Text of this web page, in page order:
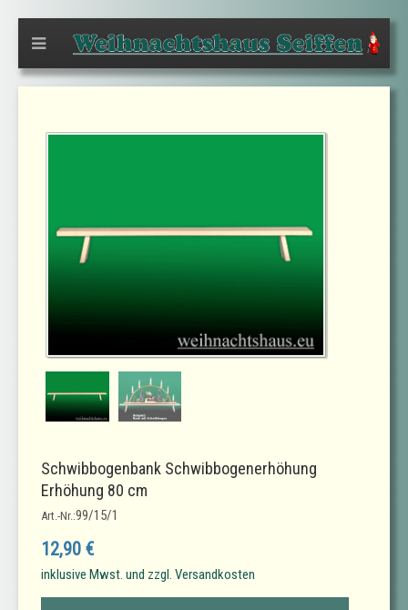
Schwibbogenbank Schwibbogenerhöhung
Erhöhung 80 cm
Art.-Nr.:99/15/1
12,90 €
inklusive Mwst. und zzgl. Versandkosten